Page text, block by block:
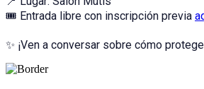
🎟️ Entrada libre con inscripción previa
✨ ¡Ven a conversar sobre cómo